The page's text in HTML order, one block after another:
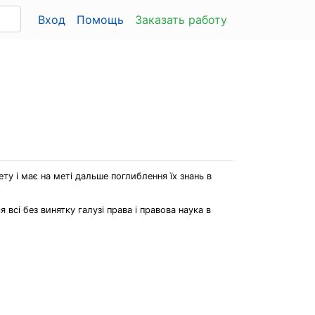
Вход Помощь Заказать работу
і має на меті дальше поглиблення їх знань в
без винятку галузі права і правова наука в